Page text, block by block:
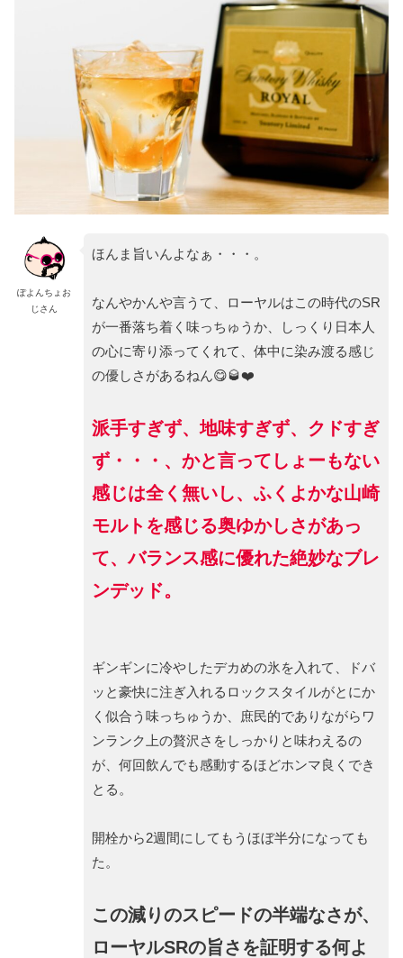
ぽよんちょお
じさん
ほんま旨いんよなぁ・・・。
なんやかんや言うて、ローヤルはこの時代のSR
が一番落ち着く味っちゅうか、しっくり日本人
の心に寄り添ってくれて、体中に染み渡る感じ
の優しさがあるねん😋🥃❤️
派手すぎず、地味すぎず、クドすぎ
ず・・・、かと言ってしょーもない
感じは全く無いし、ふくよかな山崎
モルトを感じる奥ゆかしさがあっ
て、バランス感に優れた絶妙なブレ
ンデッド。
ギンギンに冷やしたデカめの氷を入れて、ドバ
ッと豪快に注ぎ入れるロックスタイルがとにか
く似合う味っちゅうか、庶民的でありながらワ
ンランク上の贅沢さをしっかりと味わえるの
が、何回飲んでも感動するほどホンマ良くでき
とる。
開栓から2週間にしてもうほぼ半分になっても
た。
この減りのスピードの半端なさが、
ローヤルSRの旨さを証明する何よ